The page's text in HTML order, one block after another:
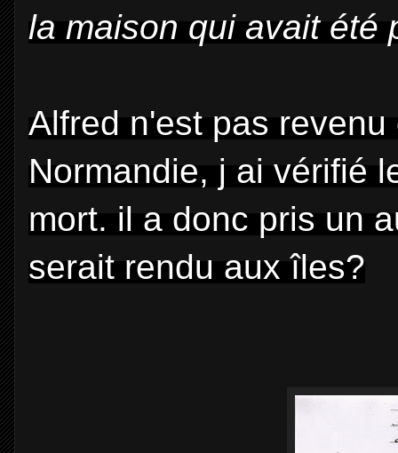
la maison qui avait été
Alfred n'est pas
Normandie, j ai vérifié
mort. il a donc pris un
serait rendu aux îles?